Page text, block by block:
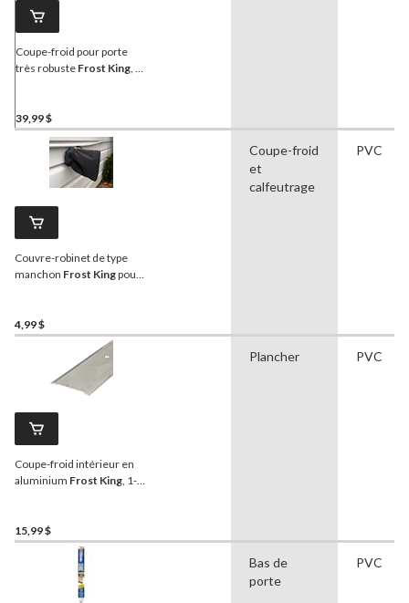
Coupe-froid pour porte
très robuste Frost King, 1-
39,99 $
Couvre-robinet de type
manchon Frost Kingpour
4,99 $
Coupe-froid
et
calfeutrage
PVC
Coupe-froid intérieur en
aluminium Frost King, 1-
15,99 $
Plancher PVC
Bas de
porte
PVC